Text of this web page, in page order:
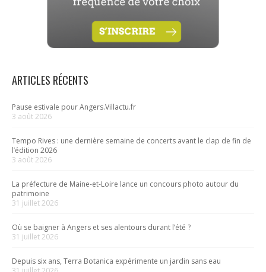
ARTICLES RÉCENTS
Pause estivale pour Angers.Villactu.fr
3 août 2026
Tempo Rives : une dernière semaine de concerts avant le clap de fin de
l’édition 2026
3 août 2026
La préfecture de Maine-et-Loire lance un concours photo autour du
patrimoine
31 juillet 2026
Où se baigner à Angers et ses alentours durant l’été ?
31 juillet 2026
Depuis six ans, Terra Botanica expérimente un jardin sans eau